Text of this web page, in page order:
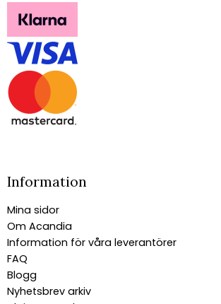
Information
Mina sidor
Om Acandia
Information för våra leverantörer
FAQ
Blogg
Nyhetsbrev arkiv